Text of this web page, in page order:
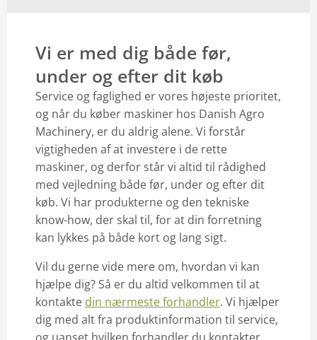
Vi er med dig både før,
under og efter dit køb
Service og faglighed er vores højeste prioritet,
og når du køber maskiner hos Danish Agro
Machinery, er du aldrig alene. Vi forstår
vigtigheden af at investere i de rette
maskiner, og derfor står vi altid til rådighed
med vejledning både før, under og efter dit
køb. Vi har produkterne og den tekniske
know-how, der skal til, for at din forretning
kan lykkes på både kort og lang sigt.
Vil du gerne vide mere om, hvordan vi kan
hjælpe dig? Så er du altid velkommen til at
kontakte din nærmeste forhandler. Vi hjælper
dig med alt fra produktinformation til service,